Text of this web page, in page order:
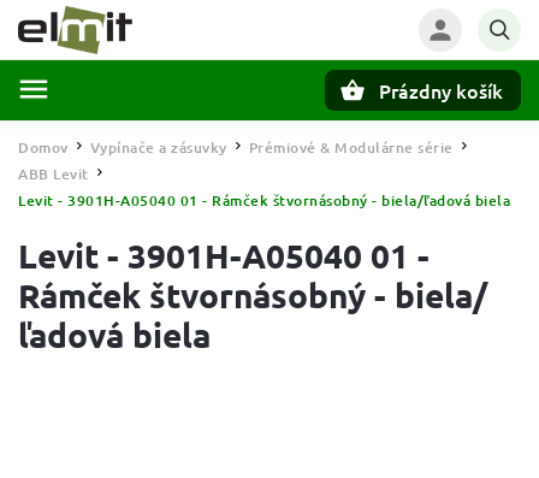
Prázdny košík
Domov / Vypínače a zásuvky / Prémiové & Modulárne série /
ABB Levit /
Levit - 3901H-A05040 01 - Rámček štvornásobný - biela/ľadová biela
Levit - 3901H-A05040 01 -
Rámček štvornásobný - biela/
ľadová biela